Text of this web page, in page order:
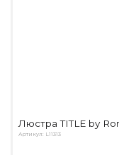
Люстра TITLE by
Артикул: L11313